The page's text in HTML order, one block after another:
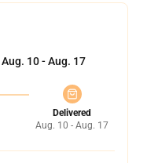
Aug. 10 - Aug. 17
Delivered
Aug. 10 - Aug. 17